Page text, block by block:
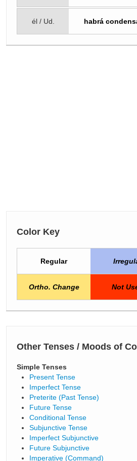
él / Ud. habrá
Color Key
Regular
Ortho. Change Not
Other Tenses / Moods of
Simple Tenses
Present Tense
Imperfect Tense
Preterite (Past Tense)
Future Tense
Conditional Tense
Subjunctive Tense
Imperfect Subjunctive
Future Subjunctive
Imperative (Command)